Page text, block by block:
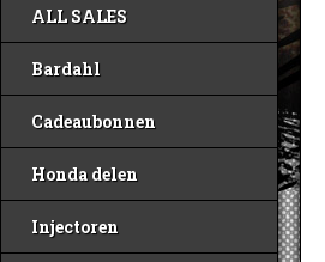
ALL SALES
Bardahl
Cadeaubonnen
Honda delen
Injectoren